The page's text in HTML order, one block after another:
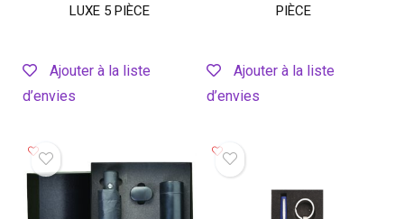
LUXE 5 PIÈCE
Ajouter à la liste
d’envies
PIÈCE
Ajouter à la liste
d’envies